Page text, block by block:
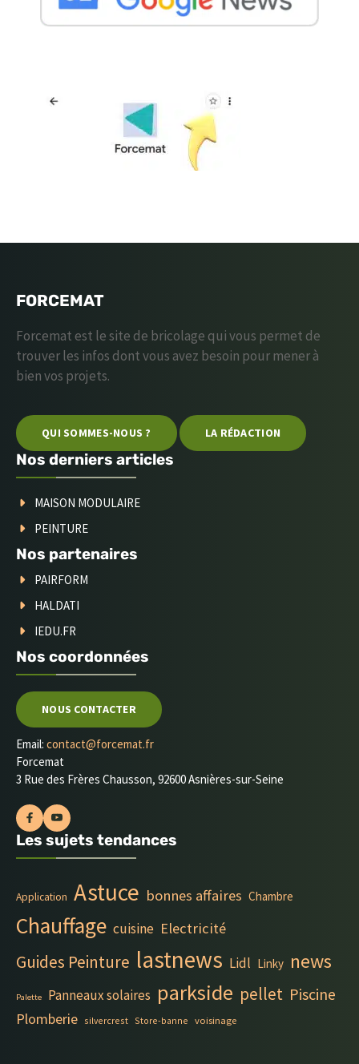
FORCEMAT
Forcemat est le site de bricolage qui vous permet de
trouver les infos dont vous avez besoin pour mener à
bien vos projets.
QUI SOMMES-NOUS ? LA RÉDACTION
Nos derniers articles
MAISON MODULAIRE
PEINTURE
Nos partenaires
PAIRFORM
HALDATI
IEDU.FR
Nos coordonnées
NOUS CONTACTER
Email: contact@forcemat.fr
Forcemat
3 Rue des Frères Chausson, 92600 Asnières-sur-Seine
Les sujets tendances
Application Astuce bonnes affaires Chambre
Chauffage cuisine Electricité
Guides Peinture lastnews Lidl Linky news
Palette Panneaux solaires parkside pellet Piscine
Plomberie silvercrest Store-banne voisinage